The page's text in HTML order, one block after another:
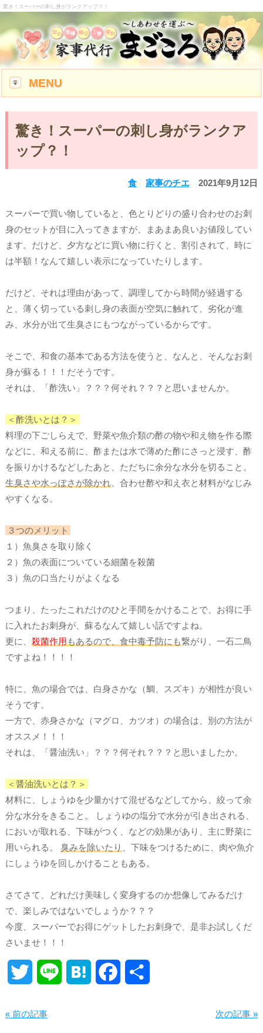
驚き！スーパーの刺し身がランクアップ？！
MENU
驚き！スーパーの刺し身がランクア
ップ？！
2021年9月12日
家事のチエ
食
スーパーで買い物していると、色とりどりの盛り合わせのお刺
身のセットが目に入ってきますが、まあまあ良いお値段してい
ます。だけど、夕方などに買い物に行くと、割引されて、時に
は半額！なんて嬉しい表示になっていたりします。
だけど、それは理由があって、調理してから時間が経過する
と、薄く切っている刺し身の表面が空気に触れて、劣化が進
み、水分が出て生臭さにもつながっているからです。
そこで、和食の基本である方法を使うと、なんと、そんなお刺
身が蘇る！！！だそうです。
それは、「酢洗い」？？？何それ？？？と思いませんか。
＜酢洗いとは？＞
料理の下ごしらえで、野菜や魚介類の酢の物や和え物を作る際
などに、和える前に、酢または水で薄めた酢にさっと浸す、酢
を振りかけるなどしたあと、ただちに余分な水分を切ること。
生臭さや水っぽさが除かれ、合わせ酢や和え衣と材料がなじみ
やすくなる。
３つのメリット
１）魚臭さを取り除く
２）魚の表面についている細菌を殺菌
３）魚の口当たりがよくなる
つまり、たったこれだけのひと手間をかけることで、お得に手
に入れたお刺身が、蘇るなんて嬉しい話ですよね。
更に、 殺菌作用 もあるので、食中毒予防にも繋がり、一石二鳥
ですよね！！！！
特に、魚の場合では、白身さかな（鯛、スズキ）が相性が良い
そうです。
一方で、赤身さかな（マグロ、カツオ）の場合は、別の方法が
オススメ！！！
それは、「醤油洗い」？？？何それ？？？と思いましたか。
＜醤油洗いとは？＞
材料に、しょうゆを少量かけて混ぜるなどしてから、絞って余
分な水分をきること。 しょうゆの塩分で水分が引き出される、
においが取れる、下味がつく、などの効果があり、主に野菜に
用いられる。 臭みを除いたり
、下味をつけるために、肉や魚介
にしょうゆを回しかけることもある。
さてさて、どれだけ美味しく変身するのか想像してみるだけ
で、楽しみではないでしょうか？？？
今度、スーパーでお得にゲットしたお刺身で、是非お試しくだ
さいませ！！！
Twitter Line Hatena Facebook
« 前の記事
次の記事 »